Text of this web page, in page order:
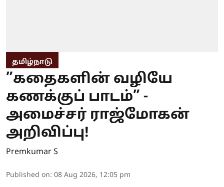
தமிழ்நாடு
”கதைகளின் வழியே
கணக்குப் பாடம்” -
அமைச்சர் ராஜ்மோகன்
அறிவிப்பு!
Premkumar S
Published on: 08 Aug 2026, 12:05 pm